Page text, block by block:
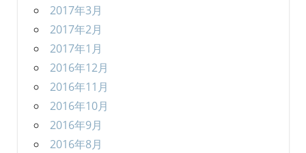
2017年3月
2017年2月
2017年1月
2016年12月
2016年11月
2016年10月
2016年9月
2016年8月